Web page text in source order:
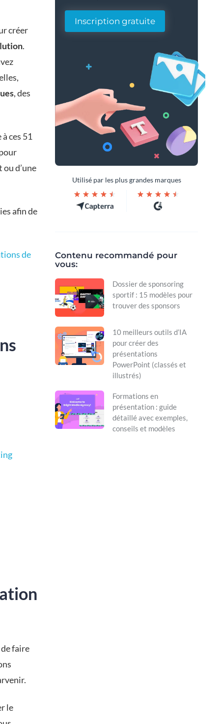
créer
.
, des
ces 51
ou d’une
afin de
de
faire
le
Inscription gratuite
Utilisé par les plus grandes marques
Contenu recommandé pour
vous:
Dossier de sponsoring
sportif : 15 modèles pour
trouver des sponsors
10 meilleurs outils d’IA
pour créer des
présentations
PowerPoint (classés et
illustrés)
Formations en
présentation : guide
détaillé avec exemples,
conseils et modèles